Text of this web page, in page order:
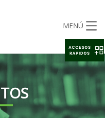
MENÚ
ACCESOS
RAPIDOS